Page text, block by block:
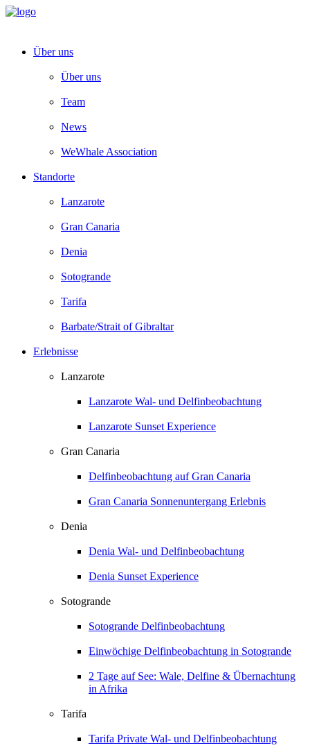
Über uns
Über uns
Team
News
WeWhale Association
Standorte
Lanzarote
Gran Canaria
Denia
Sotogrande
Tarifa
Barbate/Strait of Gibraltar
Erlebnisse
Lanzarote
Lanzarote Wal- und Delfinbeobachtung
Lanzarote Sunset Experience
Gran Canaria
Delfinbeobachtung auf Gran Canaria
Gran Canaria Sonnenuntergang Erlebnis
Denia
Denia Wal- und Delfinbeobachtung
Denia Sunset Experience
Sotogrande
Sotogrande Delfinbeobachtung
Einwöchige Delfinbeobachtung in Sotogrande
2 Tage auf See: Wale, Delfine & Übernachtung
in Afrika
Tarifa
Tarifa Private Wal- und Delfinbeobachtung